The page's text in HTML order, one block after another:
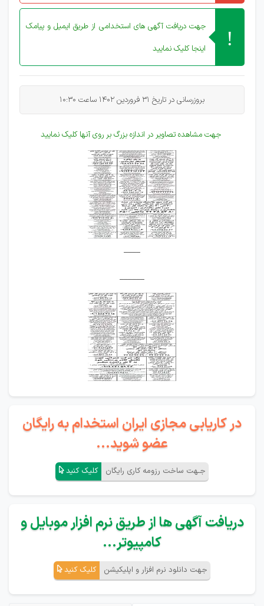
جهت دریافت آگهی های استخدامی از طریق ایمیل و پیامک
اینجا کلیک نمایید
بروزرسانی در تاریخ 31 فروردین 1402 ساعت 10:30
جهت مشاهده تصاویر در اندازه بزرگ بر روی آنها کلیک نمایید
____
______
در کاریابی مجازی ایران استخدام به رایگان
عضو شوید...
جـهت ساخت رزومه کاری رایگان کلیک کنید
دریافت آگهی ها از طریق نرم افزار موبایل و
کامپیوتر...
جهت دانلود نرم افزار و اپلیکیشن کلیک کنید